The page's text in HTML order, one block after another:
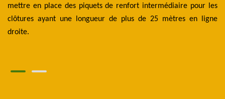
mettre en place des piquets de renfort intermédiaire pour les
clôtures ayant une longueur de plus de 25 mètres en ligne
droite.